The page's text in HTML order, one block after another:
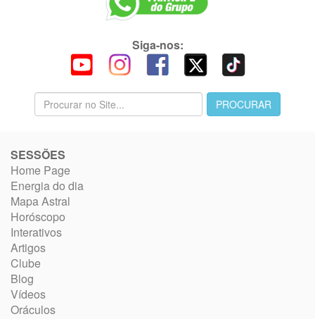
Siga-nos:
SESSÕES
Home Page
Energia do dia
Mapa Astral
Horóscopo
Interativos
Artigos
Clube
Blog
Vídeos
Oráculos